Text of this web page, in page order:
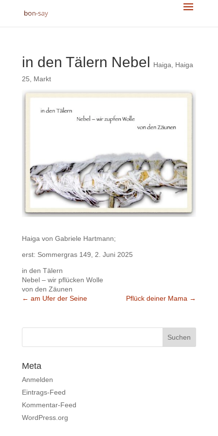
in den Tälern Nebel Haiga
Haiga
25
Markt
Haiga von Gabriele Hartmann;
erst: Sommergras 149, 2. Juni 2025
in den Tälern
Nebel – wir pflücken Wolle
von den Zäunen
← am Ufer der Seine Pflück deiner Mama →
Meta
Anmelden
Eintrags-Feed
Kommentar-Feed
WordPress.org